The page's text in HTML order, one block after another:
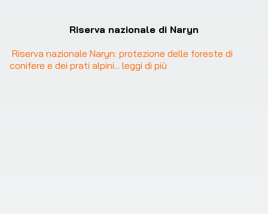
Riserva nazionale di Naryn
Riserva nazionale Naryn: protezione delle foreste di
conifere e dei prati alpini... leggi di più